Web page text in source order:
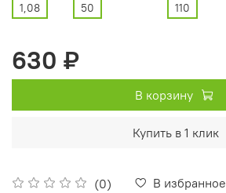
(0) В избранное
1,08 50 110
630 ₽
В корзину
Купить в 1 клик